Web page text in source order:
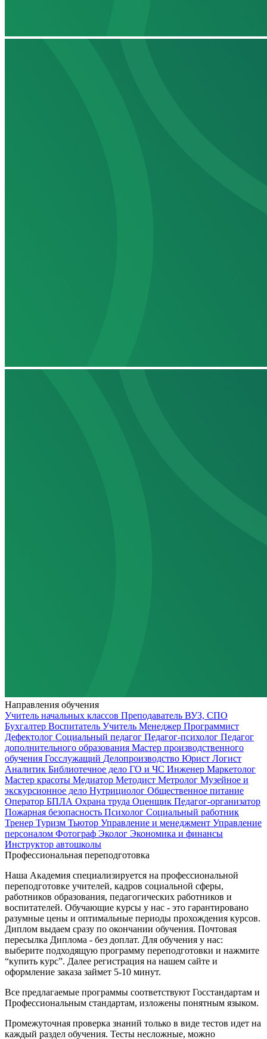
Направления обучения
Учитель начальных классов Преподаватель ВУЗ, СПО
Бухгалтер Воспитатель Учитель Менеджер Программист
Дефектолог Социальный педагог Педагог-психолог Педагог
дополнительного образования Мастер производственного
обучения Госслужащий Делопроизводство Юрист Логист
Аналитик Библиотечное дело ГО и ЧС Инженер Маркетолог
Мастер красоты Медиатор Методист Метролог Музейное и
экскурсионное дело Нутрициолог Общественное питание
Оператор БПЛА Охрана труда Оценщик Педагог-организатор
Пожарная безопасность Психолог Социальный работник
Тренер Туризм Тьютор Управление и менеджмент Управление
персоналом Фотограф Эколог Экономика и финансы
Инструктор автошколы
Профессиональная переподготовка
Наша Академия специализируется на профессиональной
переподготовке учителей, кадров социальной сферы,
работников образования, педагогических работников и
воспитателей. Обучающие курсы у нас - это гарантировано
разумные цены и оптимальные периоды прохождения курсов.
Диплом выдаем сразу по окончании обучения. Почтовая
пересылка Диплома - без доплат. Для обучения у нас:
выберите подходящую программу переподготовки и нажмите
“купить курс”. Далее регистрация на нашем сайте и
оформление заказа займет 5-10 минут.
Все предлагаемые программы соответствуют Госстандартам и
Профессиональным стандартам, изложены понятным языком.
Промежуточная проверка знаний только в виде тестов идет на
каждый раздел обучения. Тесты несложные, можно